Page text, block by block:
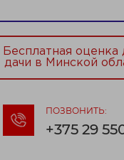
Бесплатная оценка
дачи в Минской
ПОЗВОНИТЬ:
+375 29